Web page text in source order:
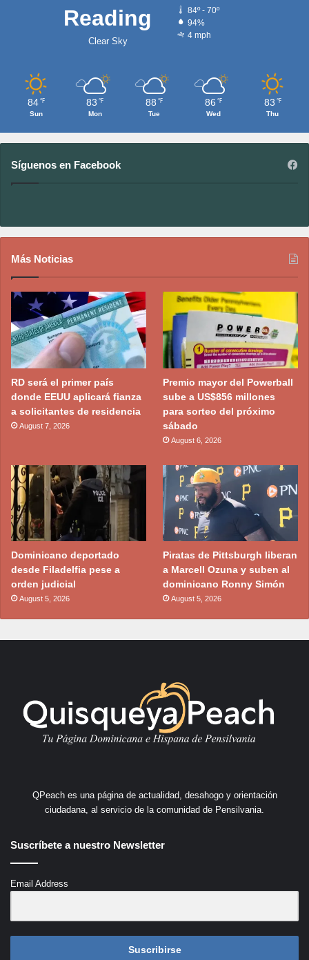
Reading
Clear Sky
84º - 70º
94%
4 mph
84 ℉
Sun
83 ℉
Mon
88 ℉
Tue
86 ℉
Wed
83 ℉
Thu
Síguenos en Facebook
Más Noticias
RD será el primer país
donde EEUU aplicará fianza
a solicitantes de residencia
August 7, 2026
Premio mayor del Powerball
sube a US$856 millones
para sorteo del próximo
sábado
August 6, 2026
Dominicano deportado
desde Filadelfia pese a
orden judicial
August 5, 2026
Piratas de Pittsburgh liberan
a Marcell Ozuna y suben al
dominicano Ronny Simón
August 5, 2026
QPeach es una página de actualidad, desahogo y orientación
ciudadana, al servicio de la comunidad de Pensilvania.
Suscríbete a nuestro Newsletter
Email Address
Suscribirse